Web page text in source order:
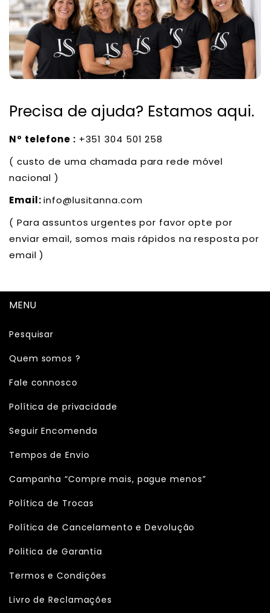
Precisa de ajuda? Estamos aqui.
Nº telefone : +351 304 501 258
( custo de uma chamada para rede móvel
nacional )
Email:info@lusitanna.com
( Para assuntos urgentes por favor opte por
enviar email, somos mais rápidos na resposta por
email )
MENU
Pesquisar
Quem somos ?
Fale connosco
Política de privacidade
Seguir Encomenda
Tempos de Envio
Campanha “Compre mais, pague menos”
Política de Trocas
Política de Cancelamento e Devolução
Politica de Garantia
Termos e Condições
Livro de Reclamações